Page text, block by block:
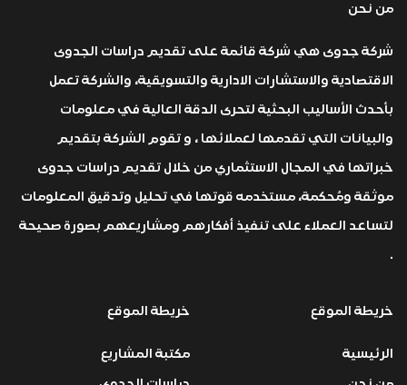
من نحن
شركة جدوى هي شركة قائمة على تقديم دراسات الجدوى
الاقتصادية والاستشارات الادارية والتسويقية، والشركة تعمل
بأحدث الأساليب البحثية لتحرى الدقة العالية في معلومات
والبيانات التي تقدمها لعملائها ، و تقوم الشركة بتقديم
خبراتها في المجال الاستثماري من خلال تقديم دراسات جدوى
موثقة ومُحكمة، مستخدمه قوتها في تحليل وتدقيق المعلومات
لتساعد العملاء على تنفيذ أفكارهم ومشاريعهم بصورة صحيحة
.
خريطة الموقع
الرئيسية
خريطة الموقع
مكتبة المشاريع